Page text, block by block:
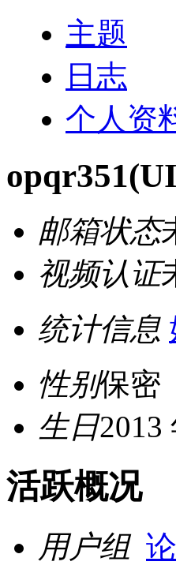
主题
日志
个人资
opqr351
邮箱状态
视频认证
统计信息
性别保密
生日2013
活跃概况
用户组